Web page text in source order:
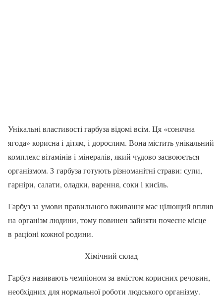
Унікальні властивості гарбуза відомі всім. Ця «сонячна
ягода» корисна і дітям, і дорослим. Вона містить унікальний
комплекс вітамінів і мінералів, який чудово засвоюється
організмом. З гарбуза готують різноманітні страви: супи,
гарніри, салати, оладки, варення, соки і кисіль.
Гарбуз за умови правильного вживання має цілющий вплив
на організм людини, тому повинен зайняти почесне місце
в раціоні кожної родини.
Хімічний склад
Гарбуз називають чемпіоном за вмістом корисних речовин,
необхідних для нормальної робо­ти людського організму.